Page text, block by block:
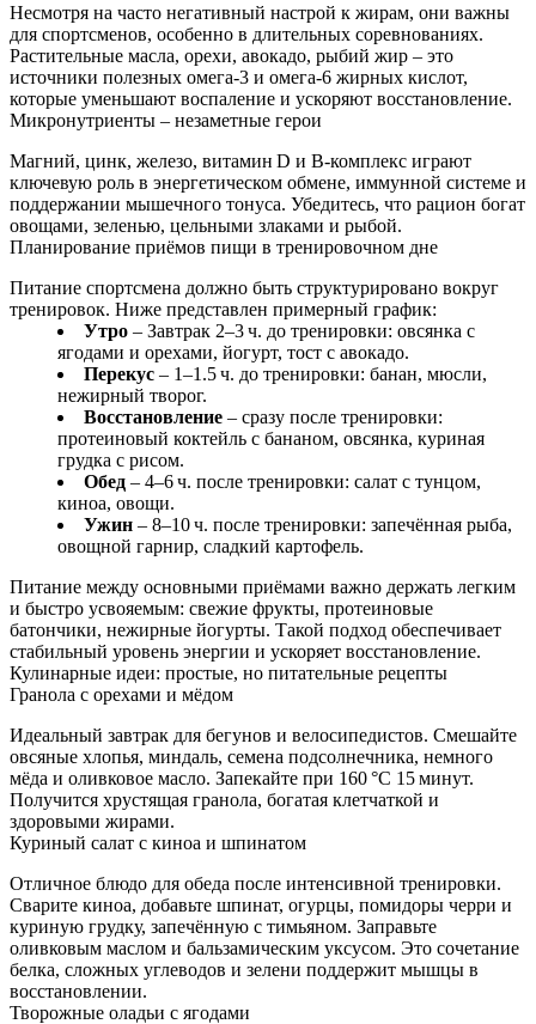
Несмотря на часто негативный настрой к жирам, они важны
для спортсменов, особенно в длительных соревнованиях.
Растительные масла, орехи, авокадо, рыбий жир – это
источники полезных омега‑3 и омега‑6 жирных кислот,
которые уменьшают воспаление и ускоряют восстановление.
Микронутриенты – незаметные герои
Магний, цинк, железо, витамин D и B‑комплекс играют
ключевую роль в энергетическом обмене, иммунной системе и
поддержании мышечного тонуса. Убедитесь, что рацион богат
овощами, зеленью, цельными злаками и рыбой.
Планирование приёмов пищи в тренировочном дне
Питание спортсмена должно быть структурировано вокруг
тренировок. Ниже представлен примерный график:
Утро – Завтрак 2–3 ч. до тренировки: овсянка с
ягодами и орехами, йогурт, тост с авокадо.
Перекус – 1–1.5 ч. до тренировки: банан, мюсли,
нежирный творог.
Восстановление – сразу после тренировки:
протеиновый коктейль с бананом, овсянка, куриная
грудка с рисом.
Обед – 4–6 ч. после тренировки: салат с тунцом,
киноа, овощи.
Ужин – 8–10 ч. после тренировки: запечённая рыба,
овощной гарнир, сладкий картофель.
Питание между основными приёмами важно держать легким
и быстро усвояемым: свежие фрукты, протеиновые
батончики, нежирные йогурты. Такой подход обеспечивает
стабильный уровень энергии и ускоряет восстановление.
Кулинарные идеи: простые, но питательные рецепты
Гранола с орехами и мёдом
Идеальный завтрак для бегунов и велосипедистов. Смешайте
овсяные хлопья, миндаль, семена подсолнечника, немного
мёда и оливковое масло. Запекайте при 160 °C 15 минут.
Получится хрустящая гранола, богатая клетчаткой и
здоровыми жирами.
Куриный салат с киноа и шпинатом
Отличное блюдо для обеда после интенсивной тренировки.
Сварите киноа, добавьте шпинат, огурцы, помидоры черри и
куриную грудку, запечённую с тимьяном. Заправьте
оливковым маслом и бальзамическим уксусом. Это сочетание
белка, сложных углеводов и зелени поддержит мышцы в
восстановлении.
Творожные оладьи с ягодами